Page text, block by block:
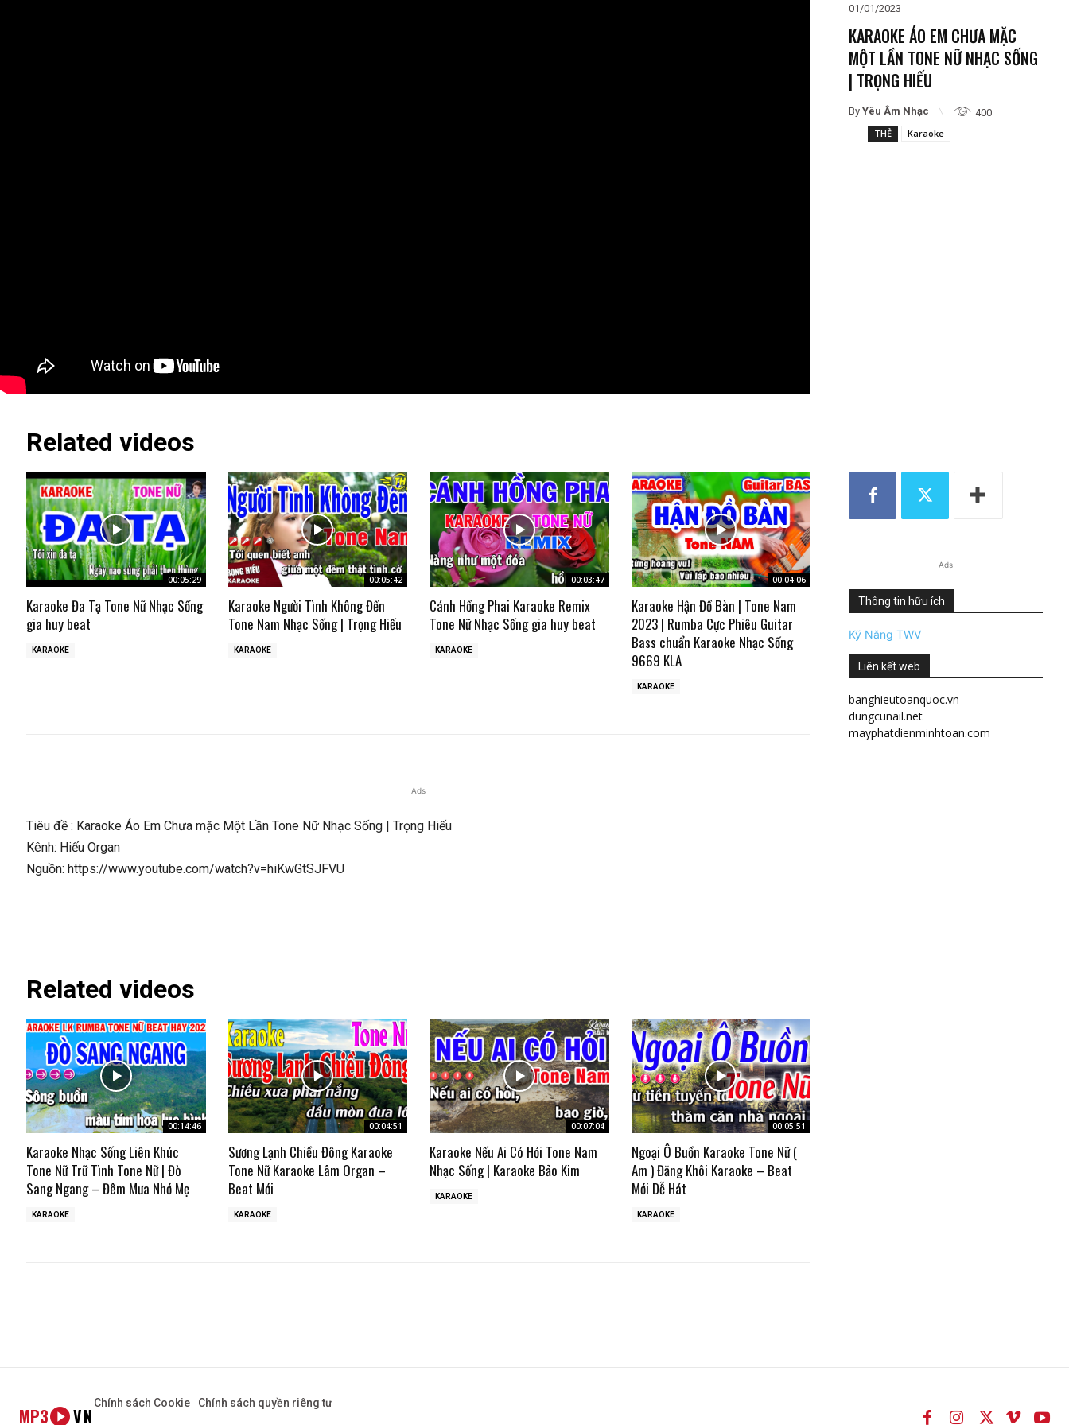
01/01/2023
KARAOKE ÁO EM CHƯA MẶC
MỘT LẦN TONE NỮ NHẠC SỐNG
| TRỌNG HIẾU
By Yêu Âm Nhạc
400
THẺ
Karaoke
Related videos
00:05:29
Karaoke Đa Tạ Tone Nữ Nhạc Sống
gia huy beat
KARAOKE
00:05:42
Karaoke Người Tình Không Đến
Tone Nam Nhạc Sống | Trọng Hiếu
KARAOKE
00:03:47
Cánh Hồng Phai Karaoke Remix
Tone Nữ Nhạc Sống gia huy beat
KARAOKE
00:04:06
Karaoke Hận Đồ Bàn | Tone Nam
2023 | Rumba Cực Phiêu Guitar
Bass chuẩn Karaoke Nhạc Sống
9669 KLA
KARAOKE
Ads
Tiêu đề : Karaoke Áo Em Chưa mặc Một Lần Tone Nữ Nhạc Sống | Trọng Hiếu
Kênh: Hiếu Organ
Nguồn: https://www.youtube.com/watch?v=hiKwGtSJFVU
Related videos
00:14:46
Karaoke Nhạc Sống Liên Khúc
Tone Nữ Trữ Tình Tone Nữ | Đò
Sang Ngang – Đêm Mưa Nhớ Mẹ
KARAOKE
00:04:51
Sương Lạnh Chiều Đông Karaoke
Tone Nữ Karaoke Lâm Organ –
Beat Mới
KARAOKE
00:07:04
Karaoke Nếu Ai Có Hỏi Tone Nam
Nhạc Sống | Karaoke Bảo Kim
KARAOKE
00:05:51
Ngoại Ô Buồn Karaoke Tone Nữ (
Am ) Đăng Khôi Karaoke – Beat
Mới Dễ Hát
KARAOKE
Ads
Thông tin hữu ích
Kỹ Năng TWV
Liên kết web
banghieutoanquoc.vn
dungcunail.net
mayphatdienminhtoan.com
MP3 VN
Chính sách Cookie Chính sách quyền riêng tư